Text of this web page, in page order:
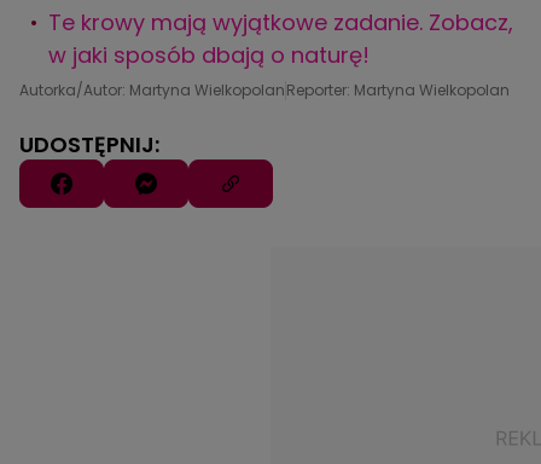
Te krowy mają wyjątkowe zadanie. Zobacz,
w jaki sposób dbają o naturę!
Autorka/Autor: Martyna WielkopolanReporter: Martyna Wielkopolan
UDOSTĘPNIJ: